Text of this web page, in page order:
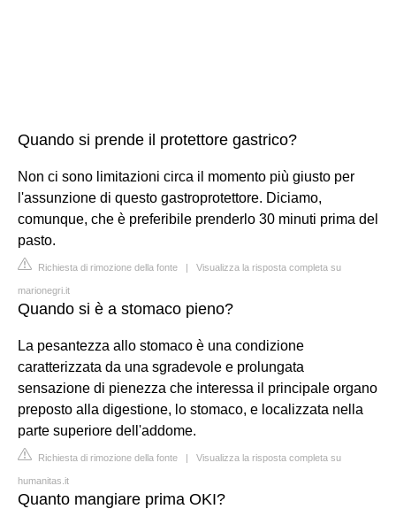
Quando si prende il protettore gastrico?
Non ci sono limitazioni circa il momento più giusto per
l'assunzione di questo gastroprotettore. Diciamo,
comunque, che è preferibile prenderlo 30 minuti prima del
pasto.
Richiesta di rimozione della fonte | Visualizza la risposta completa su
marionegri.it
Quando si è a stomaco pieno?
La pesantezza allo stomaco è una condizione
caratterizzata da una sgradevole e prolungata
sensazione di pienezza che interessa il principale organo
preposto alla digestione, lo stomaco, e localizzata nella
parte superiore dell'addome.
Richiesta di rimozione della fonte | Visualizza la risposta completa su
humanitas.it
Quanto mangiare prima OKI?